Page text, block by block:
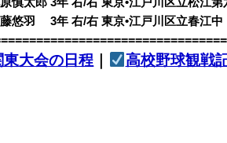
悠羽 3年 右/右 東京•江戸川区立春江中
東大会の日程 高校野球観戦